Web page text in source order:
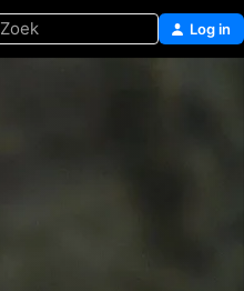
Zoek Log in